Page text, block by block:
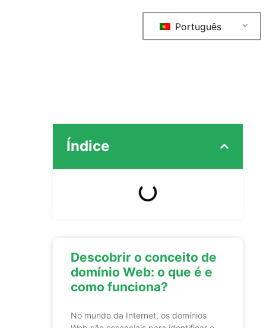
Português
Índice
Descobrir o conceito de
domínio Web: o que é e
como funciona?
No mundo da Internet, os domínios